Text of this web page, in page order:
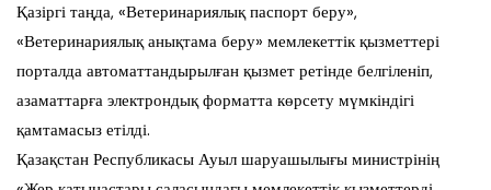
Қазіргі таңда, «Ветеринариялық паспорт беру»,
«Ветеринариялық анықтама беру» мемлекеттік қызметтері
порталда автоматтандырылған қызмет ретінде белгіленіп,
азаматтарға электрондық форматта көрсету мүмкіндігі
қамтамасыз етілді.
Қазақстан Республикасы Ауыл шаруашылығы министрінің